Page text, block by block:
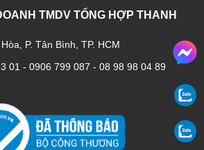
TMDV TỔNG HỢP THANH
P. Tân Bình, TP. HCM
01 - 0906 799 087 - 08 98 98 04 89